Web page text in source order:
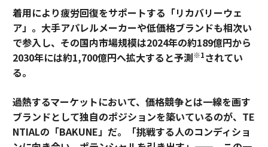
着用により疲労回復をサポートする「リカバリーウェ
ア」。大手アパレルメーカーや低価格ブランドも相次い
で参入し、その国内市場規模は2024年の約189億円から
2030年には約1,700億円へ拡大すると予測※1されてい
る。
過熱するマーケットにおいて、価格競争とは一線を画す
ブランドとして独自のポジションを築いているのが、TE
NTIALの「BAKUNE」だ。「挑戦する人のコンディショ